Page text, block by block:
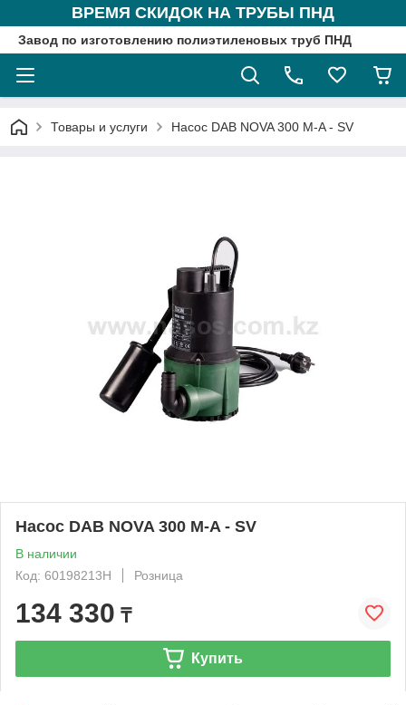
ВРЕМЯ СКИДОК НА ТРУБЫ ПНД
Завод по изготовлению полиэтиленовых труб ПНД
Товары и услуги Насос DAB NOVA 300 M-A - SV
Насос DAB NOVA 300 M-A - SV
В наличии
Код: 60198213H
Розница
134 330 ₸
Купить